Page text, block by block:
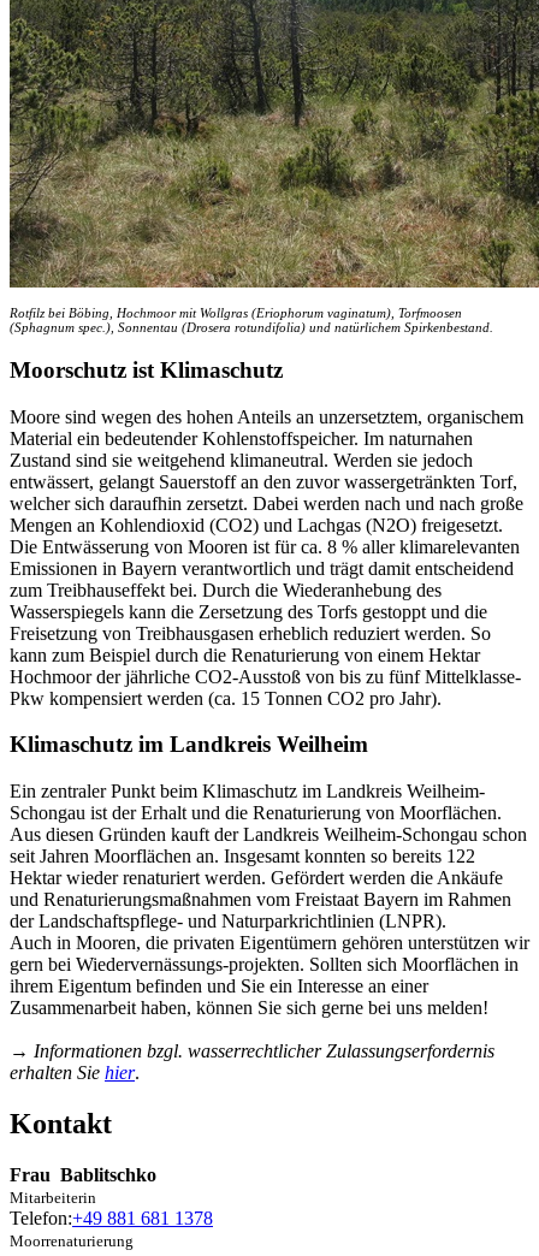
Rotfilz bei Böbing, Hochmoor mit Wollgras (Eriophorum vaginatum), Torfmoosen
(Sphagnum spec.), Sonnentau (Drosera rotundifolia) und natürlichem Spirkenbestand.
Moorschutz ist Klimaschutz
Moore sind wegen des hohen Anteils an unzersetztem, organischem
Material ein bedeutender Kohlenstoffspeicher. Im naturnahen
Zustand sind sie weitgehend klimaneutral. Werden sie jedoch
entwässert, gelangt Sauerstoff an den zuvor wassergetränkten Torf,
welcher sich daraufhin zersetzt. Dabei werden nach und nach große
Mengen an Kohlendioxid (CO2) und Lachgas (N2O) freigesetzt.
Die Entwässerung von Mooren ist für ca. 8 % aller klimarelevanten
Emissionen in Bayern verantwortlich und trägt damit entscheidend
zum Treibhauseffekt bei. Durch die Wiederanhebung des
Wasserspiegels kann die Zersetzung des Torfs gestoppt und die
Freisetzung von Treibhausgasen erheblich reduziert werden. So
kann zum Beispiel durch die Renaturierung von einem Hektar
Hochmoor der jährliche CO2-Ausstoß von bis zu fünf Mittelklasse-
Pkw kompensiert werden (ca. 15 Tonnen CO2 pro Jahr).
Klimaschutz im Landkreis Weilheim
Ein zentraler Punkt beim Klimaschutz im Landkreis Weilheim-
Schongau ist der Erhalt und die Renaturierung von Moorflächen.
Aus diesen Gründen kauft der Landkreis Weilheim-Schongau schon
seit Jahren Moorflächen an. Insgesamt konnten so bereits 122
Hektar wieder renaturiert werden. Gefördert werden die Ankäufe
und Renaturierungsmaßnahmen vom Freistaat Bayern im Rahmen
der Landschaftspflege- und Naturparkrichtlinien (LNPR).
Auch in Mooren, die privaten Eigentümern gehören unterstützen wir
gern bei Wiedervernässungs-projekten. Sollten sich Moorflächen in
ihrem Eigentum befinden und Sie ein Interesse an einer
Zusammenarbeit haben, können Sie sich gerne bei uns melden!
→ Informationen bzgl. wasserrechtlicher Zulassungserfordernis
erhalten Sie hier.
Kontakt
Frau Bablitschko
Mitarbeiterin
Telefon:+49 881 681 1378
Moorrenaturierung